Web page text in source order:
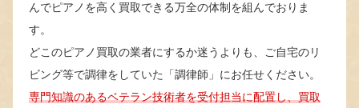
んでピアノを高く買取できる万全の体制を組んでおりま
す。
どこのピアノ買取の業者にするか迷うよりも、ご自宅のリ
ビング等で調律をしていた「調律師」にお任せください。
専門知識のあるベテラン技術者を受付担当に配置し、買取